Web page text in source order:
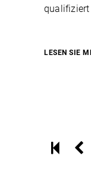
qualifiziert
LESEN SIE